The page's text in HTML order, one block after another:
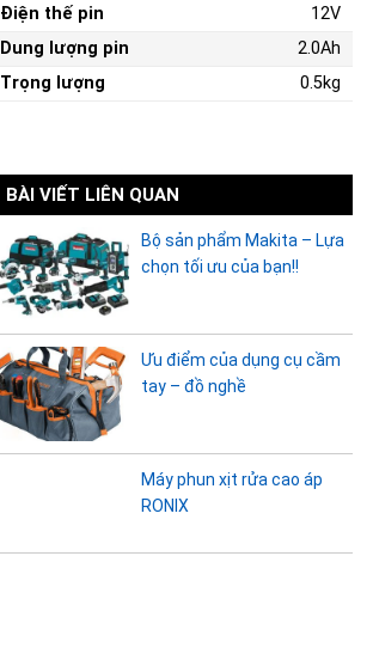
Điện thế pin
12V
Dung lượng pin
2.0Ah
Trọng lượng
0.5kg
BÀI VIẾT LIÊN QUAN
Bộ sản phẩm Makita – Lựa
chọn tối ưu của bạn!!
Ưu điểm của dụng cụ cầm
tay – đồ nghề
Máy phun xịt rửa cao áp
RONIX